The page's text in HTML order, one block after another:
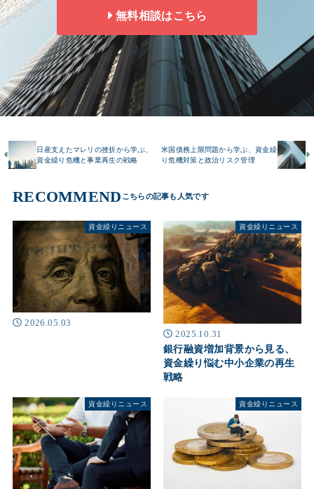
無料相談はこちら
日産支えたマレリの挫折から学ぶ、
資金繰り危機と事業再生の戦略
米国債務上限問題から学ぶ、資金繰
り危機対策と政治リスク管理
RECOMMEND
資金繰りニュース
2026.05.03
資金繰りニュース
2025.10.31
銀行融資増加背景から見る、
資金繰り悩む中小企業の再生
戦略
資金繰りニュース 資金繰りニュース